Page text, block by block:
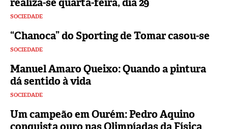
SOCIEDADE
“Chanoca” do Sporting de Tomar casou-se
SOCIEDADE
Manuel Amaro Queixo: Quando a pintura
dá sentido à vida
SOCIEDADE
Um campeão em Ourém: Pedro Aquino